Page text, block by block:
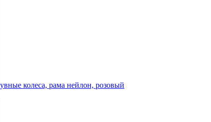
колеса, рама нейлон, розовый